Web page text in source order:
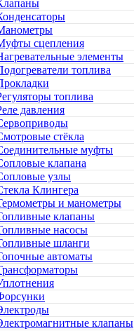
сцепления
элементы
топлива
топлива
давления
стёкла
муфты
клапана
узлы
Клингера
и манометры
клапаны
насосы
шланги
автоматы
клапаны